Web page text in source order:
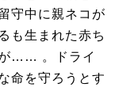
守中に親ネコが
も生まれた赤ち
が…… 。ドライ
命を守ろうとす